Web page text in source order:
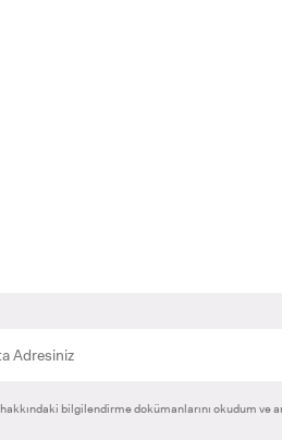
hakkındaki bilgilendirme dokümanlarını okudum ve